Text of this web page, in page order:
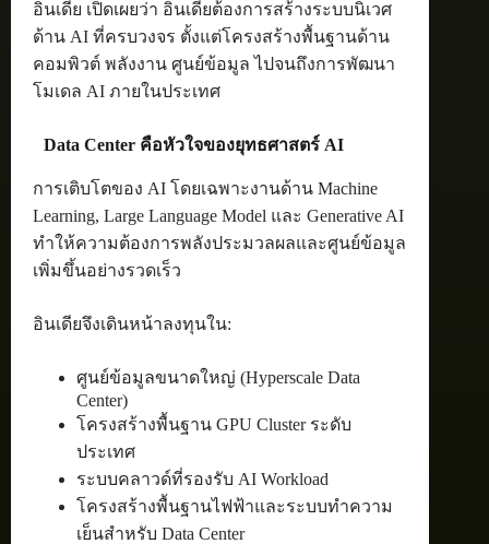
อินเดีย เปิดเผยว่า อินเดียต้องการสร้างระบบนิเวศ
ด้าน AI ที่ครบวงจร ตั้งแต่โครงสร้างพื้นฐานด้าน
คอมพิวต์ พลังงาน ศูนย์ข้อมูล ไปจนถึงการพัฒนา
โมเดล AI ภายในประเทศ
Data Center คือหัวใจของยุทธศาสตร์ AI
การเติบโตของ AI โดยเฉพาะงานด้าน Machine
Learning, Large Language Model และ Generative AI
ทำให้ความต้องการพลังประมวลผลและศูนย์ข้อมูล
เพิ่มขึ้นอย่างรวดเร็ว
อินเดียจึงเดินหน้าลงทุนใน:
ศูนย์ข้อมูลขนาดใหญ่ (Hyperscale Data
Center)
โครงสร้างพื้นฐาน GPU Cluster ระดับ
ประเทศ
ระบบคลาวด์ที่รองรับ AI Workload
โครงสร้างพื้นฐานไฟฟ้าและระบบทำความ
เย็นสำหรับ Data Center